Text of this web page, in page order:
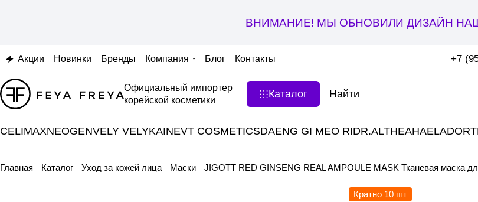
ВНИМАНИЕ! МЫ ОБНОВИЛИ ДИЗАЙН
Акции Новинки Бренды Компания Блог Контакты +7
Официальный импортер
корейской косметики
Каталог
CELIMAXNEOGENVELY VELYKAINEVT COSMETICSDAENG GI MEO RIDR.ALTHEAHAELADOR
Главная Каталог Уход за кожей лица Маски JIGOTT RED GINSENG REAL AMPOULE MASK Тканевая маска
Кратно 10 шт